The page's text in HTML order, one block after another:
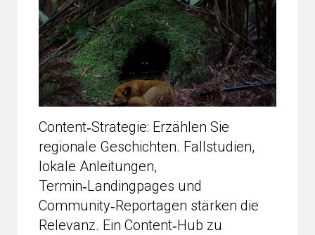
Content‑Strategie: Erzählen Sie
regionale Geschichten. Fallstudien,
lokale Anleitungen,
Termin‑Landingpages und
Community‑Reportagen stärken die
Relevanz. Ein Content‑Hub zu